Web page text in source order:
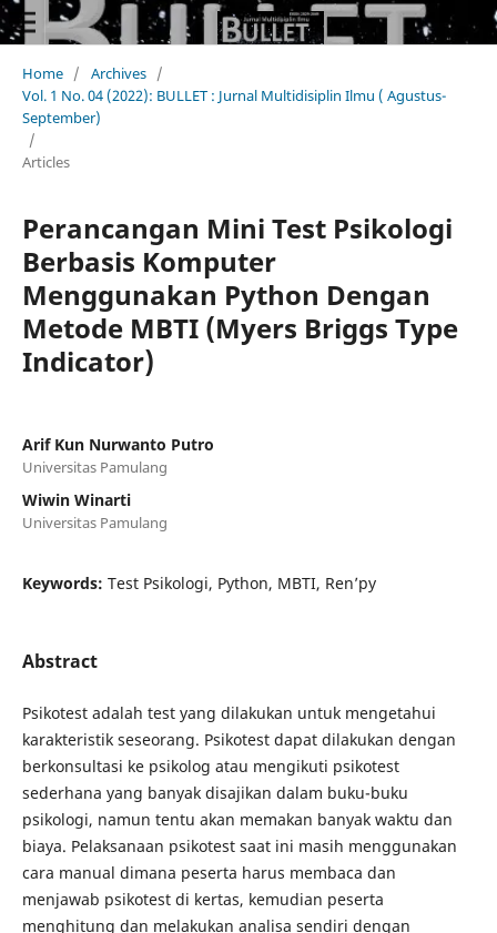
Home / Archives /
Vol. 1 No. 04 (2022): BULLET : Jurnal Multidisiplin Ilmu ( Agustus-
September)
/
Articles
Perancangan Mini Test Psikologi
Berbasis Komputer
Menggunakan Python Dengan
Metode MBTI (Myers Briggs Type
Indicator)
Arif Kun Nurwanto Putro
Universitas Pamulang
Wiwin Winarti
Universitas Pamulang
Keywords: Test Psikologi, Python, MBTI, Ren’py
Abstract
Psikotest adalah test yang dilakukan untuk mengetahui
karakteristik seseorang. Psikotest dapat dilakukan dengan
berkonsultasi ke psikolog atau mengikuti psikotest
sederhana yang banyak disajikan dalam buku-buku
psikologi, namun tentu akan memakan banyak waktu dan
biaya. Pelaksanaan psikotest saat ini masih menggunakan
cara manual dimana peserta harus membaca dan
menjawab psikotest di kertas, kemudian peserta
menghitung dan melakukan analisa sendiri dengan